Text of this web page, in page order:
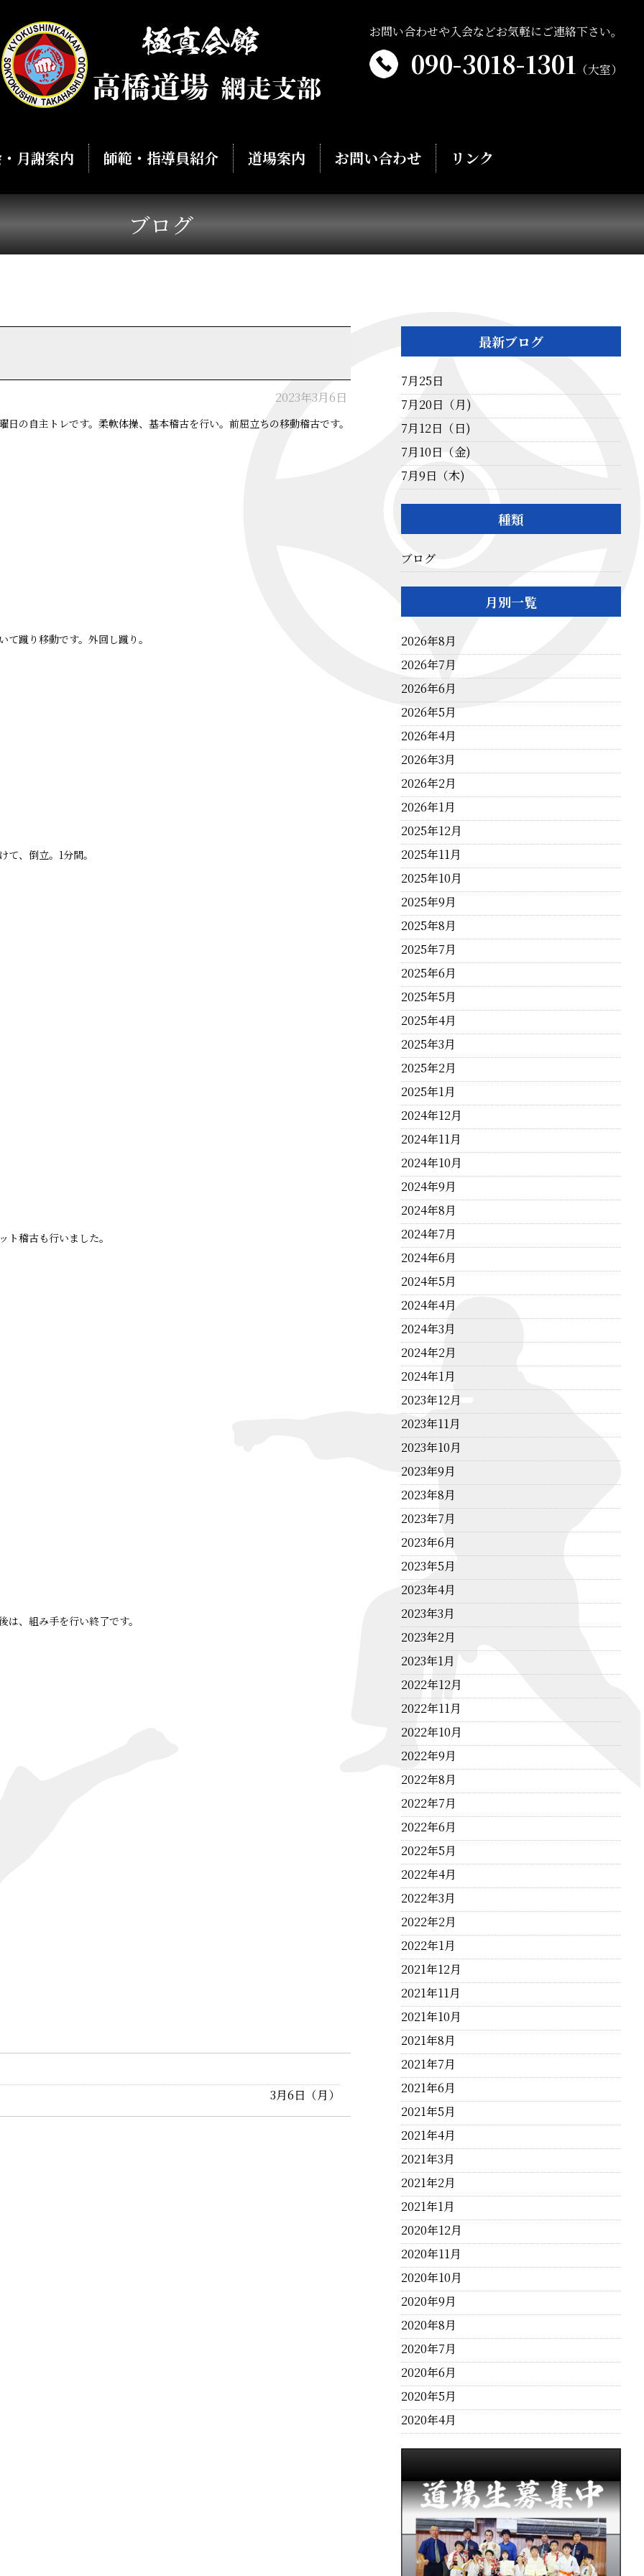
お問い合わせや入会などお気軽にご連絡下さい。
090-3018-1301 （大室）
月謝案内 師範・指導員紹介 道場案内 お問い合わせ リンク
ブログ
2023年3月6日
日の自主トレです。柔軟体操、基本稽古を行い。前屈立ちの移動稽古です。
て蹴り移動です。外回し蹴り。
て、倒立。1分間。
ト稽古も行いました。
は、組み手を行い終了です。
3月6日（月）
最新ブログ
7月25日
7月20日（月)
7月12日（日)
7月10日（金)
7月9日（木)
種類
ブログ
月別一覧
2026年8月
2026年7月
2026年6月
2026年5月
2026年4月
2026年3月
2026年2月
2026年1月
2025年12月
2025年11月
2025年10月
2025年9月
2025年8月
2025年7月
2025年6月
2025年5月
2025年4月
2025年3月
2025年2月
2025年1月
2024年12月
2024年11月
2024年10月
2024年9月
2024年8月
2024年7月
2024年6月
2024年5月
2024年4月
2024年3月
2024年2月
2024年1月
2023年12月
2023年11月
2023年10月
2023年9月
2023年8月
2023年7月
2023年6月
2023年5月
2023年4月
2023年3月
2023年2月
2023年1月
2022年12月
2022年11月
2022年10月
2022年9月
2022年8月
2022年7月
2022年6月
2022年5月
2022年4月
2022年3月
2022年2月
2022年1月
2021年12月
2021年11月
2021年10月
2021年8月
2021年7月
2021年6月
2021年5月
2021年4月
2021年3月
2021年2月
2021年1月
2020年12月
2020年11月
2020年10月
2020年9月
2020年8月
2020年7月
2020年6月
2020年5月
2020年4月